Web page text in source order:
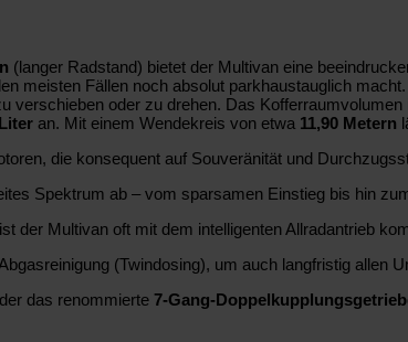
(langer Radstand) bietet der Multivan eine
meisten Fällen noch absolut parkhaustauglich
oder zu drehen. Das
an. Mit einem Wendekreis von etwa 11,90 Metern
die konsequent auf Souveränität und
Spektrum ab – vom sparsamen Einstieg bis hin
der Multivan oft mit dem intelligenten Allradantrieb
(Twindosing), um auch langfristig allen
das renommierte 7-Gang-